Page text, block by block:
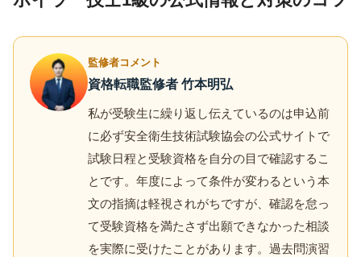
監修者コメント
資格転職監修者 竹本明弘
私が受験生に繰り返し伝えているのは申込前
に必ず安全衛生技術試験協会の公式サイトで
試験日程と受験資格を自分の目で確認するこ
とです。年度によって条件が変わるという本
文の指摘は軽視されがちですが、確認を怠っ
て受験資格を満たさず出願できなかった相談
を実際に受けたことがあります。過去問演習